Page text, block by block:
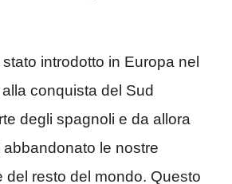
stato introdotto in Europa nel
conquista del Sud
degli spagnoli e da allora
le nostre
resto del mondo. Questo